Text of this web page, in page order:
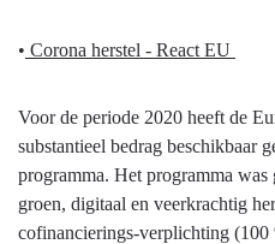
programma’s
Wat
hebben
we
daarvoor
gedaan?
• Corona herstel - React EU
Voor de periode 2020 heeft de
substantieel bedrag beschikbaar
programma. Het programma was
groen, digitaal en veerkrachtig
cofinancierings-verplichting